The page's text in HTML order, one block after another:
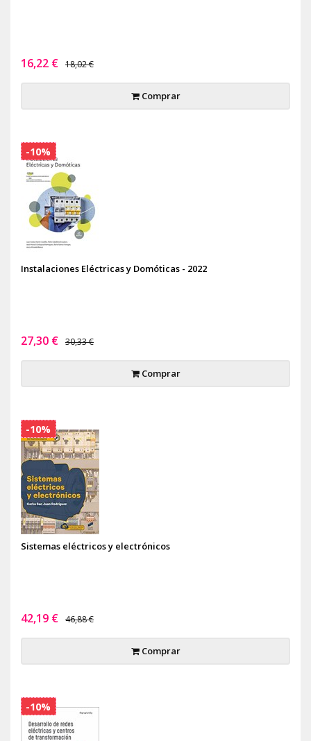
16,22 € 18,02 €
Comprar
Instalaciones Eléctricas y Domóticas - 2022
27,30 € 30,33 €
Comprar
-10%
Sistemas eléctricos y electrónicos
42,19 € 46,88 €
Comprar
-10%
-10%